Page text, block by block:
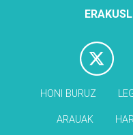
HONI BURUZ
ARAUAK